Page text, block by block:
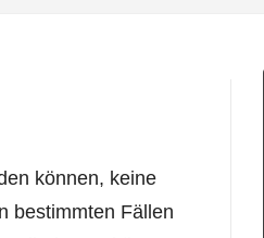
können, keine
bestimmten Fällen